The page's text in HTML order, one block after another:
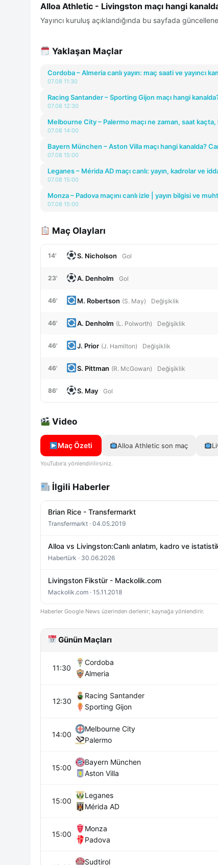
Alloa Athletic - Livingston maçı hangi
Yayıncı kuruluş açıklandığında bu sayfada
Yaklaşan Maçlar
Cordoba – Almeria canlı yayın: maç saati ve yayıncı
07.08 11:30
Racing Santander – Sporting Gijon maçı hangi
07.08 12:30
Melbourne City – Palermo maçı ne zaman, saat kaçta,
07.08 14:00
Bayern München – Aston Villa maçı hangi kanalda?
07.08 15:00
Leganes – Mérida AD maçı canlı: yayın, kadrolar ve
07.08 15:00
Monza – Padova maçını canlı izle | yayın bilgisi ve
07.08 15:00
Maç Olayları
14' S. Nicholson Gol
23' A. Denholm Gol
46' M. Robertson (S. May) Değişiklik
46' A. Denholm (L. Polworth) Değişiklik
46' J. Prior (J. Hamilton) Değişiklik
46' S. Pittman (R. McGowan) Değişiklik
86' S. May Gol
Video
Maç Özeti Alloa Athletic son maç
YouTube'a yönlendirilirsiniz.
İlgili Haberler
Brian Rice - Transfermarkt
Transfermarkt · 04.05.2019
Alloa vs Livingston:Canlı anlatım, kadro ve
Habertürk · 30.06.2026
Livingston Fikstür - Mackolik.com
Mackolik.com · 15.11.2018
Haberler Google News üzerinden derlenir; kaynağa yönlendirir.
Günün Maçları
11:30
Cordoba
Almeria
12:30
Racing Santander
Sporting Gijon
14:00
Melbourne City
Palermo
15:00
Bayern München
Aston Villa
15:00
Leganes
Mérida AD
15:00
Monza
Padova
Sudtirol